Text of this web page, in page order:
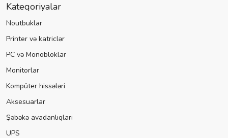
Kateqoriyalar
Noutbuklar
Printer və katriclər
PC və Monobloklar
Monitorlar
Kompüter hissələri
Aksesuarlar
Şəbəkə avadanlıqları
UPS